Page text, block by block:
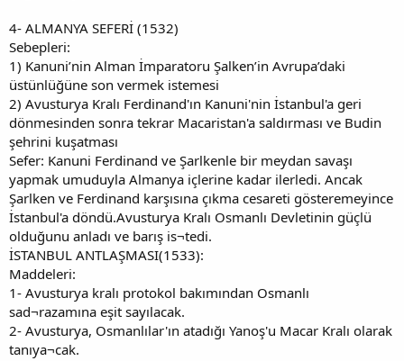
4- ALMANYA SEFERİ (1532)
Sebepleri:
1) Kanuni’nin Alman İmparatoru Şalken’in Avrupa’daki
üstünlüğüne son vermek istemesi
2) Avusturya Kralı Ferdinand'ın Kanuni'nin İstanbul'a geri
dönmesinden sonra tekrar Macaristan'a saldırması ve Budin
şehrini kuşatması
Sefer: Kanuni Ferdinand ve Şarlkenle bir meydan savaşı
yapmak umuduyla Almanya içlerine kadar ilerledi. Ancak
Şarlken ve Ferdinand karşısına çıkma cesareti gösteremeyince
İstanbul'a döndü.Avusturya Kralı Osmanlı Devletinin güçlü
olduğunu anladı ve barış is¬tedi.
İSTANBUL ANTLAŞMASI(1533):
Maddeleri:
1- Avusturya kralı protokol bakımından Osmanlı
sad¬razamına eşit sayılacak.
2- Avusturya, Osmanlılar'ın atadığı Yanoş'u Macar Kralı olarak
tanıya¬cak.